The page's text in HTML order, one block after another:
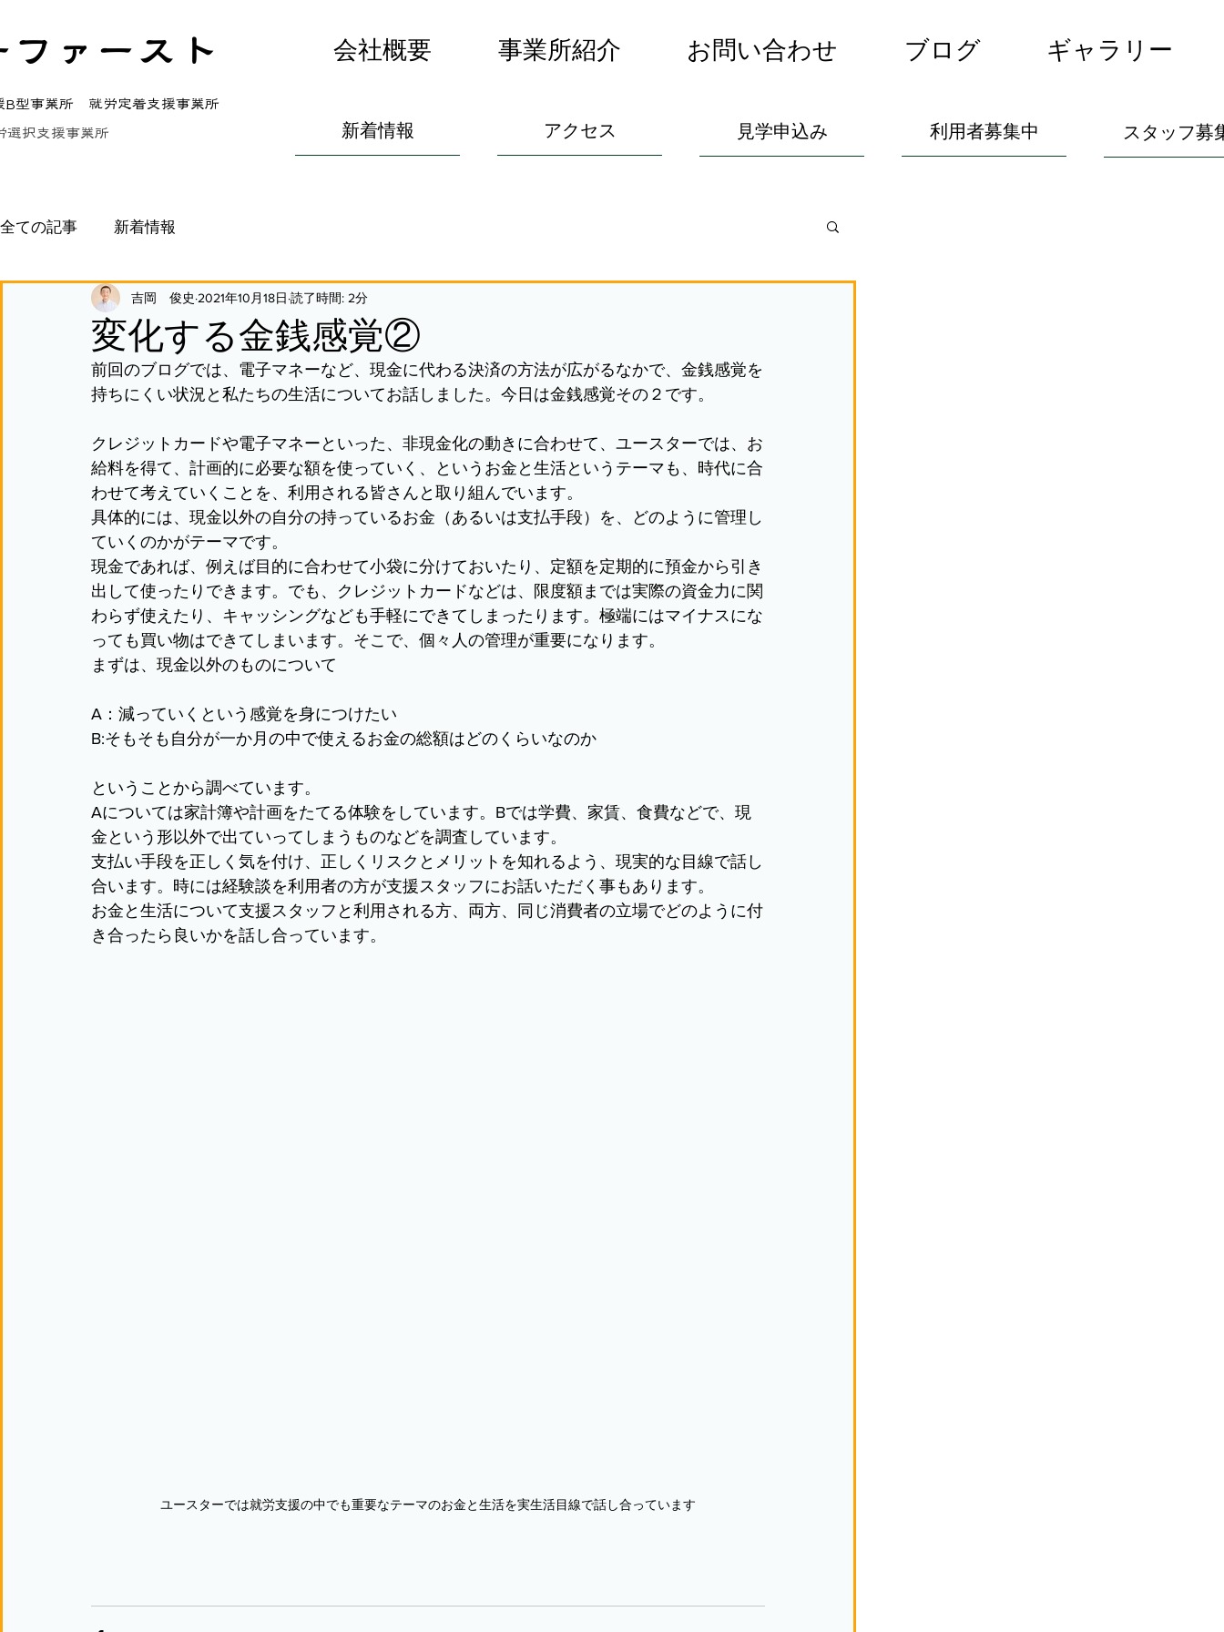
ァースト
型事業所 就労定着支援事業所
択支援事業所
会社概要 事業所紹介 お問い合わせ ブログ ギャラリー
新着情報 アクセス 見学申込み 利用者募集中 スタッフ募
全ての記事 新着情報
変化する金銭感覚②
吉岡 俊史 2021年10月18日 読了時間: 2分
前回のブログでは、電子マネーなど、現金に代わる決済の方法が広がるなかで、金銭感覚を
持ちにくい状況と私たちの生活についてお話しました。今日は金銭感覚その２です。
クレジットカードや電子マネーといった、非現金化の動きに合わせて、ユースターでは、お
給料を得て、計画的に必要な額を使っていく、というお金と生活というテーマも、時代に合
わせて考えていくことを、利用される皆さんと取り組んでいます。
具体的には、現金以外の自分の持っているお金（あるいは支払手段）を、どのように管理し
ていくのかがテーマです。
現金であれば、例えば目的に合わせて小袋に分けておいたり、定額を定期的に預金から引き
出して使ったりできます。でも、クレジットカードなどは、限度額までは実際の資金力に関
わらず使えたり、キャッシングなども手軽にできてしまったります。極端にはマイナスにな
っても買い物はできてしまいます。そこで、個々人の管理が重要になります。
まずは、現金以外のものについて
A：減っていくという感覚を身につけたい
B:そもそも自分が一か月の中で使えるお金の総額はどのくらいなのか
ということから調べています。
Aについては家計簿や計画をたてる体験をしています。Bでは学費、家賃、食費などで、現
金という形以外で出ていってしまうものなどを調査しています。
支払い手段を正しく気を付け、正しくリスクとメリットを知れるよう、現実的な目線で話し
合います。時には経験談を利用者の方が支援スタッフにお話いただく事もあります。
お金と生活について支援スタッフと利用される方、両方、同じ消費者の立場でどのように付
き合ったら良いかを話し合っています。
ユースターでは就労支援の中でも重要なテーマのお金と生活を実生活目線で話し合っています